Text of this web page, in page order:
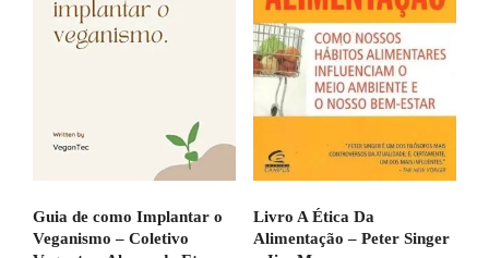
Guia de como Implantar o
Veganismo – Coletivo
Livro A Ética Da
Alimentação – Peter Singer